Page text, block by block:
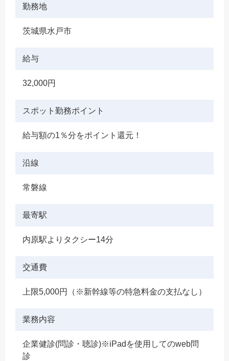
勤務地
茨城県水戸市
給与
32,000円
スポット勤務ポイント
給与額の1％分をポイント還元！
沿線
常磐線
最寄駅
内原駅よりタクシー14分
交通費
上限5,000円（※新幹線等の特急料金の支払なし）
業務内容
企業健診(問診・聴診)※iPadを使用してのweb問
診